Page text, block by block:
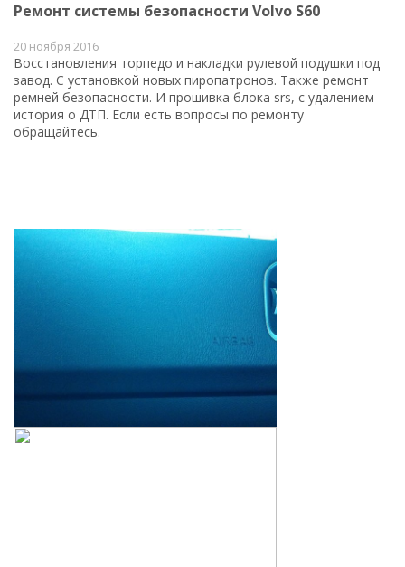
Ремонт системы безопасности Volvo S60
20 ноября 2016
Восстановления торпедо и накладки рулевой подушки под
завод. С установкой новых пиропатронов. Также ремонт
ремней безопасности. И прошивка блока srs, с удалением
история о ДТП. Если есть вопросы по ремонту
обращайтесь.